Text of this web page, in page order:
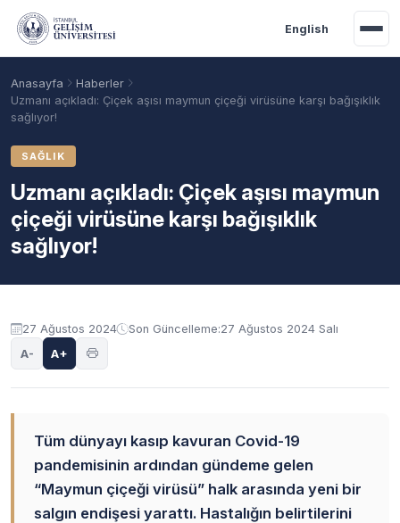
Ana içeriğe geç
English
Anasayfa
Haberler
Uzmanı açıkladı: Çiçek aşısı maymun çiçeği virüsüne karşı bağışıklık
sağlıyor!
SAĞLIK
Uzmanı açıkladı: Çiçek aşısı maymun
çiçeği virüsüne karşı bağışıklık
sağlıyor!
27 Ağustos 2024 Son Güncelleme:27 Ağustos 2024 Salı
A- A+
Tüm dünyayı kasıp kavuran Covid-19
pandemisinin ardından gündeme gelen
“Maymun çiçeği virüsü” halk arasında yeni bir
salgın endişesi yarattı. Hastalığın belirtilerini